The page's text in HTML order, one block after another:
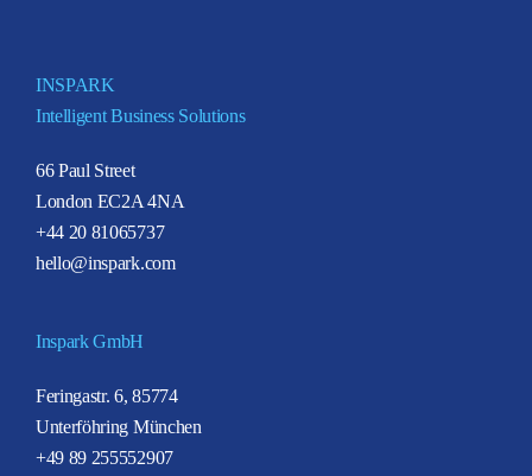
INSPARK
Intelligent Business Solutions
66 Paul Street
London EC2A 4NA
+44 20 81065737
hello@inspark.com
Inspark GmbH
Feringastr. 6, 85774
Unterföhring München
+49 89 255552907